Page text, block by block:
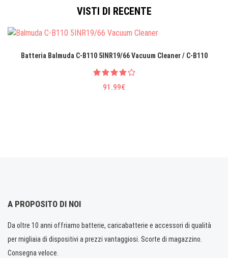
VISTI DI RECENTE
Batteria Balmuda C-B110 5INR19/66 Vacuum Cleaner / C-B110
91.99€
A PROPOSITO DI NOI
Da oltre 10 anni offriamo batterie, caricabatterie e accessori di qualità
per migliaia di dispositivi a prezzi vantaggiosi. Scorte di magazzino.
Consegna veloce.